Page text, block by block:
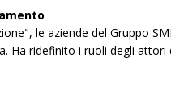
le aziende del Gruppo
Ha ridefinito i ruoli degli